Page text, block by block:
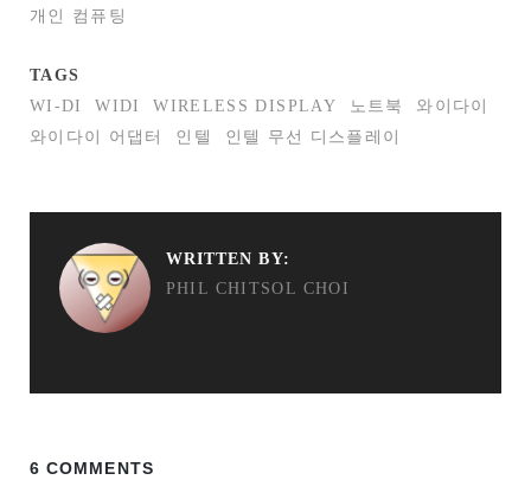
개인 컴퓨팅
TAGS
WI-DI
WIDI WIRELESS DISPLAY 노트북
와이다이
와이다이 어댑터
인텔 인텔 무선 디스플레이
WRITTEN BY:
PHIL CHITSOL CHOI
6 COMMENTS